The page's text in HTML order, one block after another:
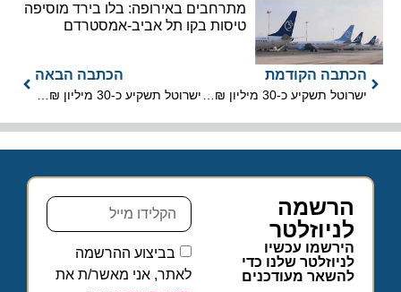
מתרחבים באירופה: בלו בירד מוסיפה
טיסות בקו תל אביב-אמסטרדם
הכתבה הקודמת הכתבה הבאה
הרשמה
לניוזלטר
הירשמו עכשיו
לניוזלטר שלנו כדי
להשאר מעודכנים
בביצוע ההרשמה
לאתר, אני מאשר/ת את